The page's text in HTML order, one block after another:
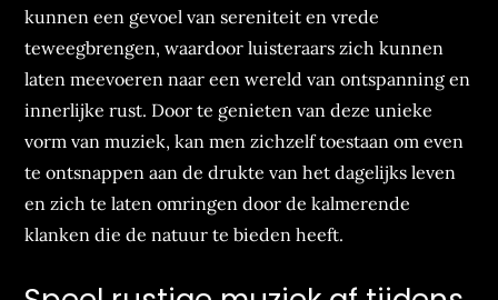
kunnen een gevoel van sereniteit en vrede
teweegbrengen, waardoor luisteraars zich kunnen
laten meevoeren naar een wereld van ontspanning en
innerlijke rust. Door te genieten van deze unieke
vorm van muziek, kan men zichzelf toestaan om even
te ontsnappen aan de drukte van het dagelijks leven
en zich te laten omringen door de kalmerende
klanken die de natuur te bieden heeft.